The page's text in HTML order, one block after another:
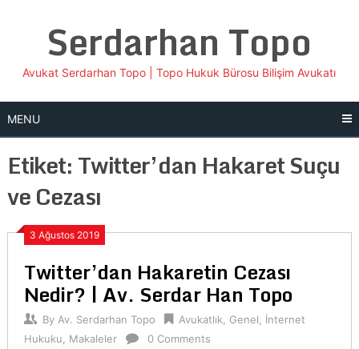
Serdarhan Topo
Avukat Serdarhan Topo | Topo Hukuk Bürosu Bilişim Avukatı
MENU
Etiket:Twitter’dan Hakaret Suçu
ve Cezası
3 Ağustos 2019
Twitter’dan Hakaretin Cezası
Nedir? | Av. Serdar Han Topo
By Av. Serdarhan Topo Avukatlık Genel
İnternet
Hukuku
Makaleler 0 Comments